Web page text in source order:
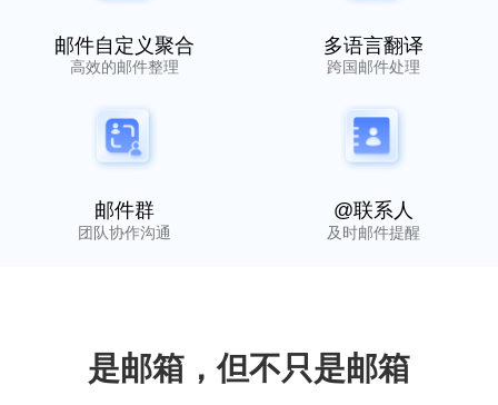
邮件自定义聚合
高效的邮件整理
多语言翻译
跨国邮件处理
邮件群
团队协作沟通
@联系人
及时邮件提醒
是邮箱，但不只是邮箱